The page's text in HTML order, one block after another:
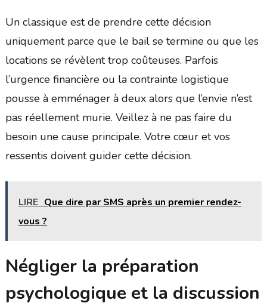
Un classique est de prendre cette décision
uniquement parce que le bail se termine ou que les
locations se révèlent trop coûteuses. Parfois
l’urgence financière ou la contrainte logistique
pousse à emménager à deux alors que l’envie n’est
pas réellement murie. Veillez à ne pas faire du
besoin une cause principale. Votre cœur et vos
ressentis doivent guider cette décision.
LIRE Que dire par SMS après un premier rendez-
vous ?
Négliger la préparation
psychologique et la discussion